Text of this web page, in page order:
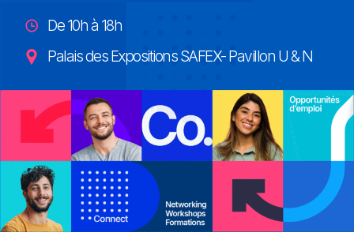
De 10h à 18h
Palais des Expositions SAFEX- Pavillon U & N